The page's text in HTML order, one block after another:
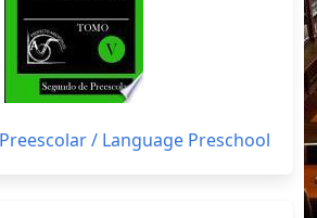
/ Language Preschool